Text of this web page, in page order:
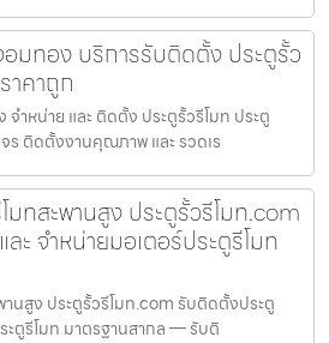
มทอง บริการรับติดตั้ง ประตูรั้ว
าคาถูก
ำหน่าย และ ติดตั้ง ประตูรั้วรีโมท ประตู
ติดตั้งงานคุณภาพ และ รวดเร
มทสะพานสูง ประตูรั้วรีโมท.com
ะ จำหน่ายมอเตอร์ประตูรีโมท
านสูง ประตูรั้วรีโมท.com รับติดตั้งประตู
ะตูรีโมท มาตรฐานสากล — รับติ